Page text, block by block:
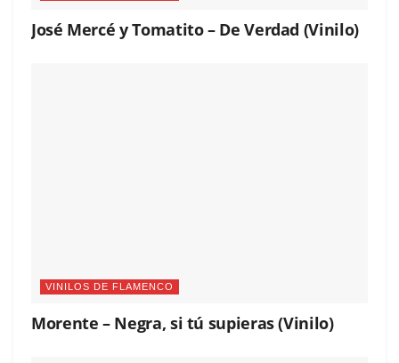
José Mercé y Tomatito – De Verdad (Vinilo)
VINILOS DE FLAMENCO
Morente – Negra, si tú supieras (Vinilo)